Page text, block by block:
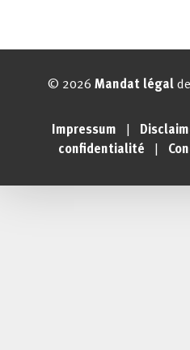
© 2026 Mandat légal
Impressum
confidentialité